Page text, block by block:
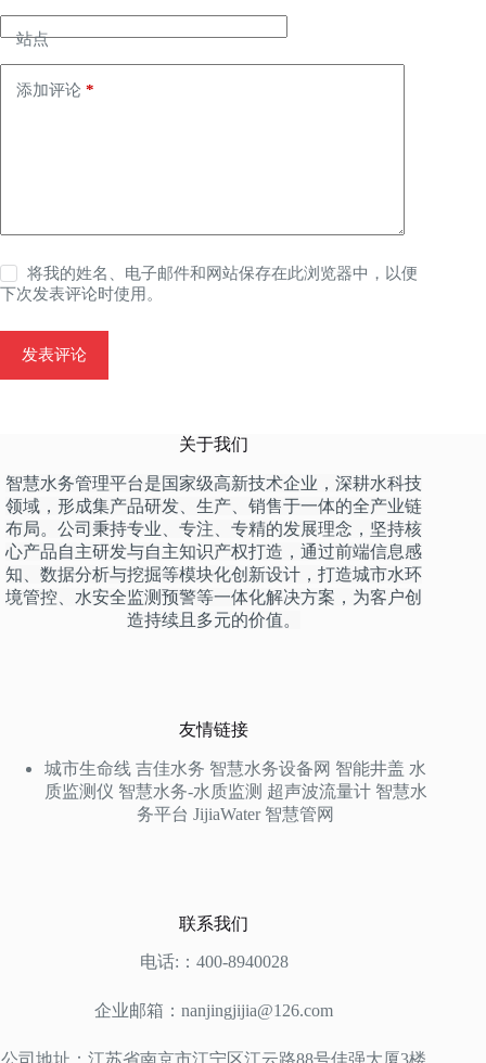
站点
添加评论 *
将我的姓名、电子邮件和网站保存在此浏览器中，以便
下次发表评论时使用。
发表评论
关于我们
智慧水务管理平台是国家级高新技术企业，深耕水科技
领域，形成集产品研发、生产、销售于一体的全产业链
布局。公司秉持专业、专注、专精的发展理念，坚持核
心产品自主研发与自主知识产权打造，通过前端信息感
知、数据分析与挖掘等模块化创新设计，打造城市水环
境管控、水安全监测预警等一体化解决方案，为客户创
造持续且多元的价值。
友情链接
城市生命线 吉佳水务 智慧水务设备网 智能井盖 水
质监测仪 智慧水务-水质监测 超声波流量计 智慧水
务平台 JijiaWater 智慧管网
联系我们
电话:：400-8940028
企业邮箱：nanjingjijia@126.com